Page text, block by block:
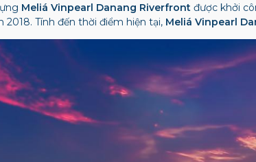
Meliá Vinpearl Danang Riverfrontđược khởi
2018. Tính đến thời điểm hiện tại, Meliá Vinpearl